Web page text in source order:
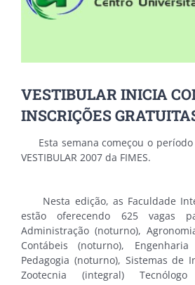
VESTIBULAR INICIA
INSCRIÇÕES
Esta semana começou o
VESTIBULAR 2007 da FIMES.
Nesta edição, as Faculdade
estão oferecendo 625 vagas
Administração (noturno),
Contábeis (noturno),
Pedagogia (noturno), Sistemas de
Zootecnia (integral)